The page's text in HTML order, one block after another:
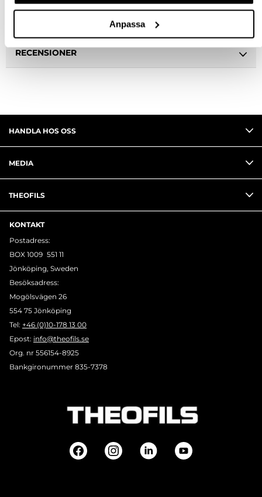
Anpassa
RECENSIONER
HANDLA HOS OSS
MEDIA
THEOFILS
KONTAKT
Postadress:
BOX 1009 551 11
Jönköping, Sweden
Besöksadress:
Mogölsvägen 26
554 75 Jönköping
Tel: +46 (0)10-178 13 00
Epost: info@theofils.se
Org. nr 556154-8925
Bankgironummer 835-7378